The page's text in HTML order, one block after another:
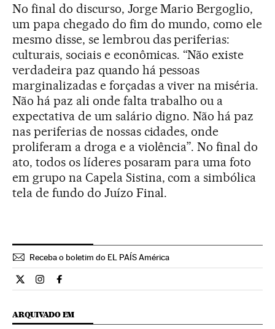
No final do discurso, Jorge Mario Bergoglio,
um papa chegado do fim do mundo, como ele
mesmo disse, se lembrou das periferias:
culturais, sociais e econômicas. “Não existe
verdadeira paz quando há pessoas
marginalizadas e forçadas a viver na miséria.
Não há paz ali onde falta trabalho ou a
expectativa de um salário digno. Não há paz
nas periferias de nossas cidades, onde
proliferam a droga e a violência”. No final do
ato, todos os líderes posaram para uma foto
em grupo na Capela Sistina, com a simbólica
tela de fundo do Juízo Final.
Receba o boletim do EL PAÍS América
Internacional El País Brasil en Twitter
Internacional El País Brasil en Instagram
Internacional El País Brasil en Facebook
ARQUIVADO EM